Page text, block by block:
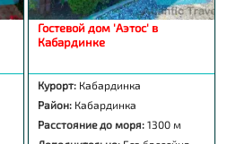
Гостевой дом 'Аэтос' в
Кабардинке
Курорт: Кабардинка
Район: Кабардинка
Расстояние до моря:1300 м